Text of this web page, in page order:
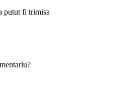
putut fi trimisa